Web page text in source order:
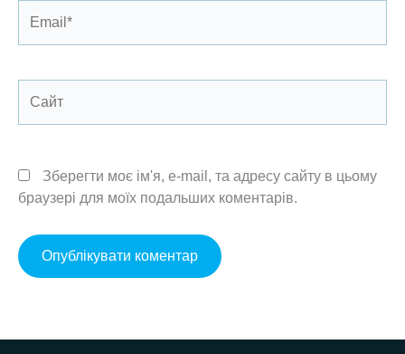
Зберегти моє ім'я, e-mail, та адресу сайту в цьому
браузері для моїх подальших коментарів.